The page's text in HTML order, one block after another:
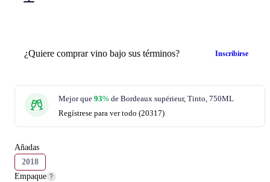
¿Quiere comprar vino bajo sus términos? Inscribirse
Mejor que 93% de Bordeaux supérieur, Tinto, 750ML
Regístrese para ver todo (20317)
Añadas
2018
Empaque